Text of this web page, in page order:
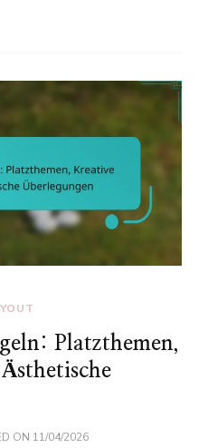
Platzthemen,
ON 11/04/2026